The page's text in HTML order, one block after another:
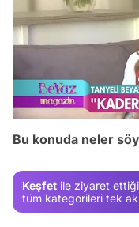
Bu konuda neler
Keşfet ile ziyaret
tüm kategorileri tek